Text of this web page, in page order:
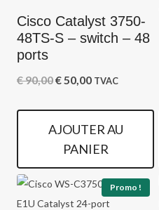
Cisco Catalyst 3750-
48TS-S – switch – 48
ports
€90,00Le
initial
était :
€ 90,00.
€50,00Le
actuel
est :
€ 50,00.
TVAC
AJOUTER AU
PANIER
Promo !